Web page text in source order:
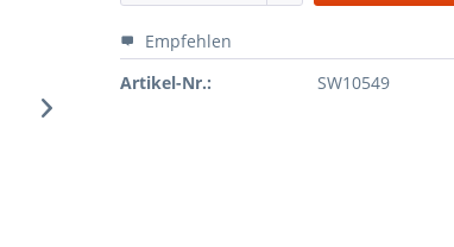
Empfehlen
Artikel-Nr.:
SW10549